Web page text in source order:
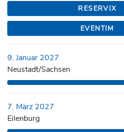
RESERVIX
EVENTIM
9. Januar 2027
Neustadt/Sachsen
7. März 2027
Eilenburg